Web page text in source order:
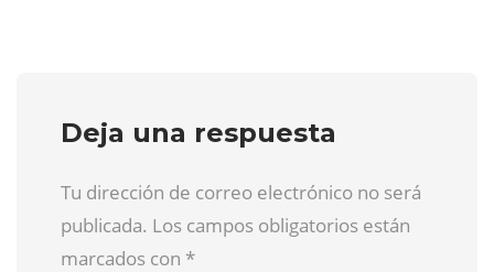
Deja una respuesta
Tu dirección de correo electrónico no será
publicada. Los campos obligatorios están
marcados con *